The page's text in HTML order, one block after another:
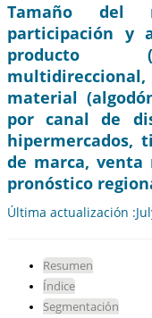
Tamaño del
participación y
producto
material
por canal de
hipermercados,
de marca,
pronóstico
Última actualización
Resumen
Índice
Segmentación